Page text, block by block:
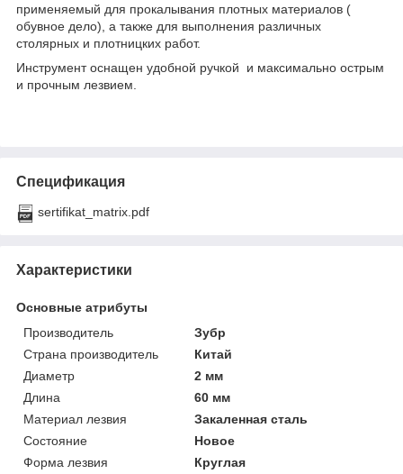
применяемый для прокалывания плотных материалов (
обувное дело), а также для выполнения различных
столярных и плотницких работ.
Инструмент оснащен удобной ручкой и максимально острым
и прочным лезвием.
Спецификация
sertifikat_matrix.pdf
Характеристики
Основные атрибуты
Производитель
Зубр
Страна производитель
Китай
Диаметр
2 мм
Длина
60 мм
Материал лезвия
Закаленная сталь
Состояние
Новое
Форма лезвия
Круглая